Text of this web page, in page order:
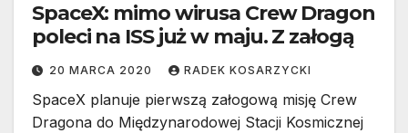
SpaceX: mimo wirusa Crew Dragon
poleci na ISS już w maju. Z załogą
20 MARCA 2020 RADEK KOSARZYCKI
SpaceX planuje pierwszą załogową misję Crew
Dragona do Międzynarodowej Stacji Kosmicznej